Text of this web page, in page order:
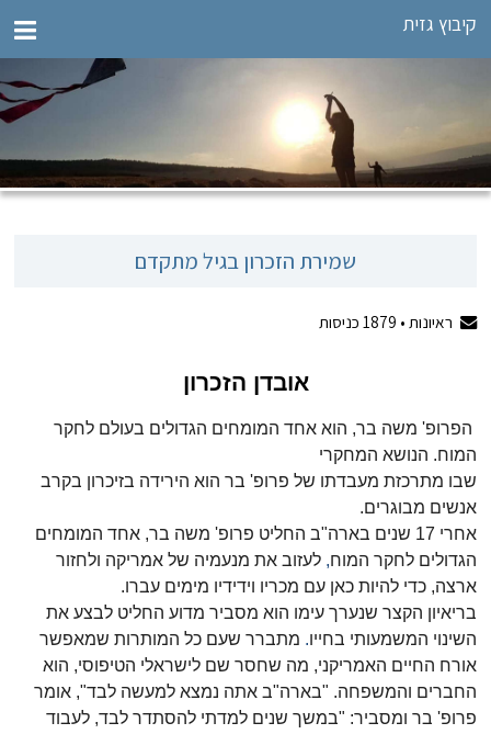
קיבוץ גזית
שמירת הזכרון בגיל מתקדם
ראיונות • 1879 כניסות
אובדן הזכרון
הפרופ' משה בר, הוא אחד המומחים הגדולים בעולם לחקר
המוח. הנושא המחקרי
שבו מתרכזת מעבדתו של פרופ' בר הוא הירידה בזיכרון בקרב
אנשים מבוגרים.
אחרי 17 שנים בארה"ב החליט פרופ' משה בר, אחד המומחים
הגדולים לחקר המוח,לעזוב את מנעמיה של אמריקה ולחזור
ארצה, כדי להיות כאן עם מכריו וידידיו מימים עברו.
בריאיון הקצר שנערך עימו הוא מסביר מדוע החליט לבצע את
השינוי המשמעותי בחייו. מתברר שעם כל המותרות שמאפשר
אורח החיים האמריקני, מה שחסר שם לישראלי הטיפוסי, הוא
החברים והמשפחה. "בארה"ב אתה נמצא למעשה לבד", אומר
פרופ' בר ומסביר: "במשך שנים למדתי להסתדר לבד, לעבוד